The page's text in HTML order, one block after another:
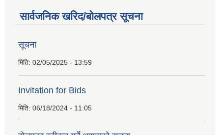
सार्वजनिक खरिद/बोलपत्र सूचना
सूचना
मिति: 02/05/2025 - 13:59
Invitation for Bids
मिति: 06/18/2024 - 11:05